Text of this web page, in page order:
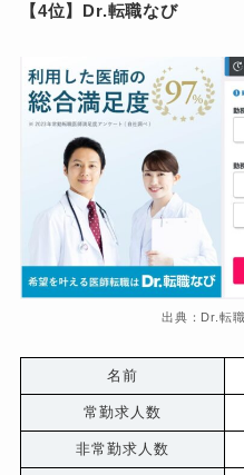
【4位】Dr.転職なび
出典：Dr.転
名前
常勤求人数
非常勤求人数